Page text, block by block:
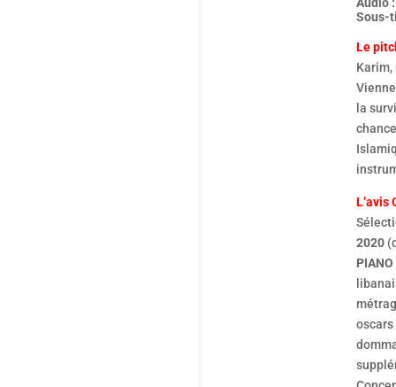
Sous-
Le
Karim,
la
L’avis
2020
PIANO